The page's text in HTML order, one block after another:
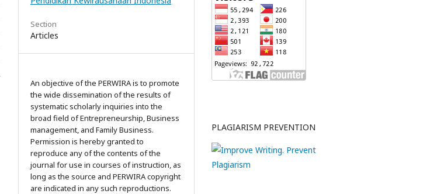
Section
Articles
An objective of the PERWIRA is to promote
the wide dissemination of the results of
systematic scholarly inquiries into the
broad field of Entrepreneurship, Business
management, and Family Business.
Permission is hereby granted to
reproduce any of the contents of the
journal for use in courses of instruction, as
long as the source and PERWIRA copyright
are indicated in any such reproductions.
PLAGIARISM PREVENTION